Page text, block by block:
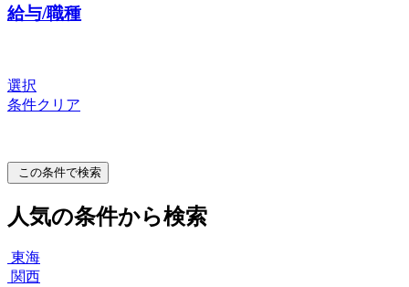
給与/職種
選択
条件クリア
この条件で検索
人気の条件から検索
東海
関西